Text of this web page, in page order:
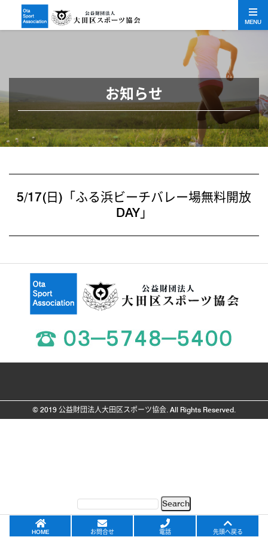
MENU
お知らせ
5/17(日)「ふる浜ビーチバレー場無料開放
DAY」
HOME お問合せ 電話 先頭へ戻る
© 2019 公益財団法人大田区スポーツ協会. All Rights Reserved.